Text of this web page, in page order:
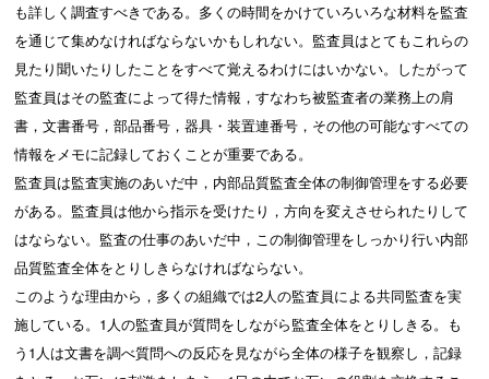
も詳しく調査すべきである。多くの時間をかけていろいろな材料を監査
を通じて集めなければならないかもしれない。監査員はとてもこれらの
見たり聞いたりしたことをすべて覚えるわけにはいかない。したがって
監査員はその監査によって得た情報，すなわち被監査者の業務上の肩
書，文書番号，部品番号，器具・装置連番号，その他の可能なすべての
情報をメモに記録しておくことが重要である。
監査員は監査実施のあいだ中，内部品質監査全体の制御管理をする必要
がある。監査員は他から指示を受けたり，方向を変えさせられたりして
はならない。監査の仕事のあいだ中，この制御管理をしっかり行い内部
品質監査全体をとりしきらなければならない。
このような理由から，多くの組織では2人の監査員による共同監査を実
施している。1人の監査員が質問をしながら監査全体をとりしきる。も
う1人は文書を調べ質問への反応を見ながら全体の様子を観察し，記録